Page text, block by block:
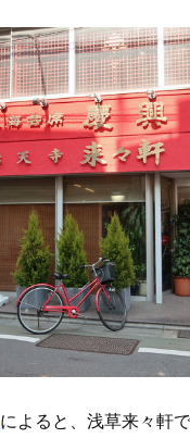
によると、浅草来々軒